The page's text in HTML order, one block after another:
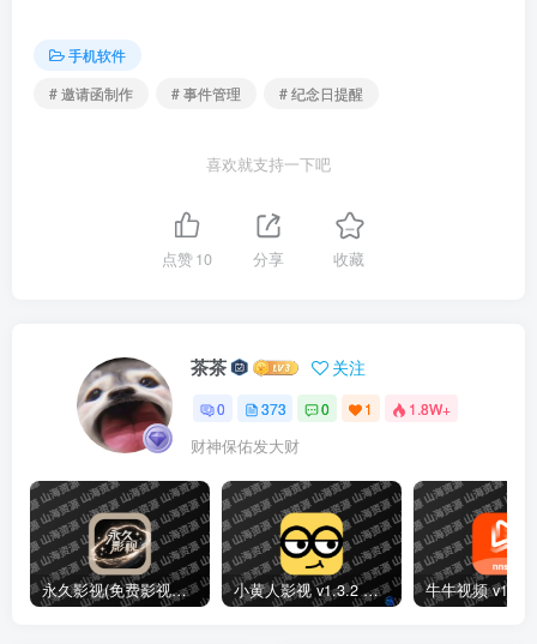
手机软件
# 邀请函制作
# 事件管理 # 纪念日提醒
喜欢就支持一下吧
点赞10 分享 收藏
茶茶 关注
0 373 0 1 1.8W+
财神保佑发大财
永久影视(免费影视播放软件)v1.1.8 解锁去广告纯净版 小黄人影视 v1.3.2 免费高清影视剧集短剧去广告纯净版